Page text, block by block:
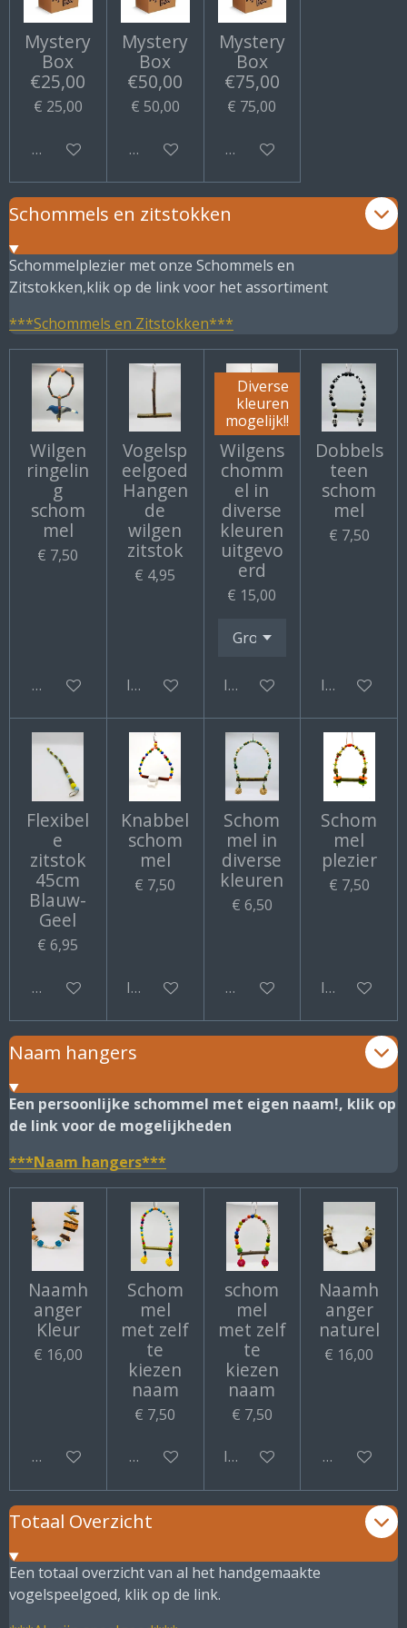
Mystery
Box
€25,00
€ 25,00
Bekijk details
Mystery
Box
€50,00
€ 50,00
Bekijk details
Mystery
Box
€75,00
€ 75,00
Bekijk details
Schommels en zitstokken
Schommelplezier met onze Schommels en
Zitstokken,klik op de link voor het assortiment
***Schommels en Zitstokken***
Wilgen
ringelin
g
schom
mel
€ 7,50
Bekijk details
Vogelsp
eelgoed
Hangen
de
wilgen
zitstok
€ 4,95
In winkelwagen
Diverse
kleuren
mogelijk!!
Wilgens
chomm
el in
diverse
kleuren
uitgevo
erd
€ 15,00
In winkelwagen
Dobbels
teen
schom
mel
€ 7,50
In
Flexibel
e
zitstok
45cm
Blauw-
Geel
€ 6,95
Bekijk details
Knabbel
schom
mel
€ 7,50
In winkelwagen
Schom
mel in
diverse
kleuren
€ 6,50
Bekijk details
Schom
mel
plezier
€ 7,50
In
Naam hangers
Een persoonlijke schommel met eigen naam!, klik op
de link voor de mogelijkheden
***Naam hangers***
Naamh
anger
Kleur
€ 16,00
Bekijk details
Schom
mel
met zelf
te
kiezen
naam
€ 7,50
Bekijk details
schom
mel
met zelf
te
kiezen
naam
€ 7,50
In winkelwagen
Naamh
anger
naturel
€ 16,00
Bekijk
Totaal Overzicht
Een totaal overzicht van al het handgemaakte
vogelspeelgoed, klik op de link.